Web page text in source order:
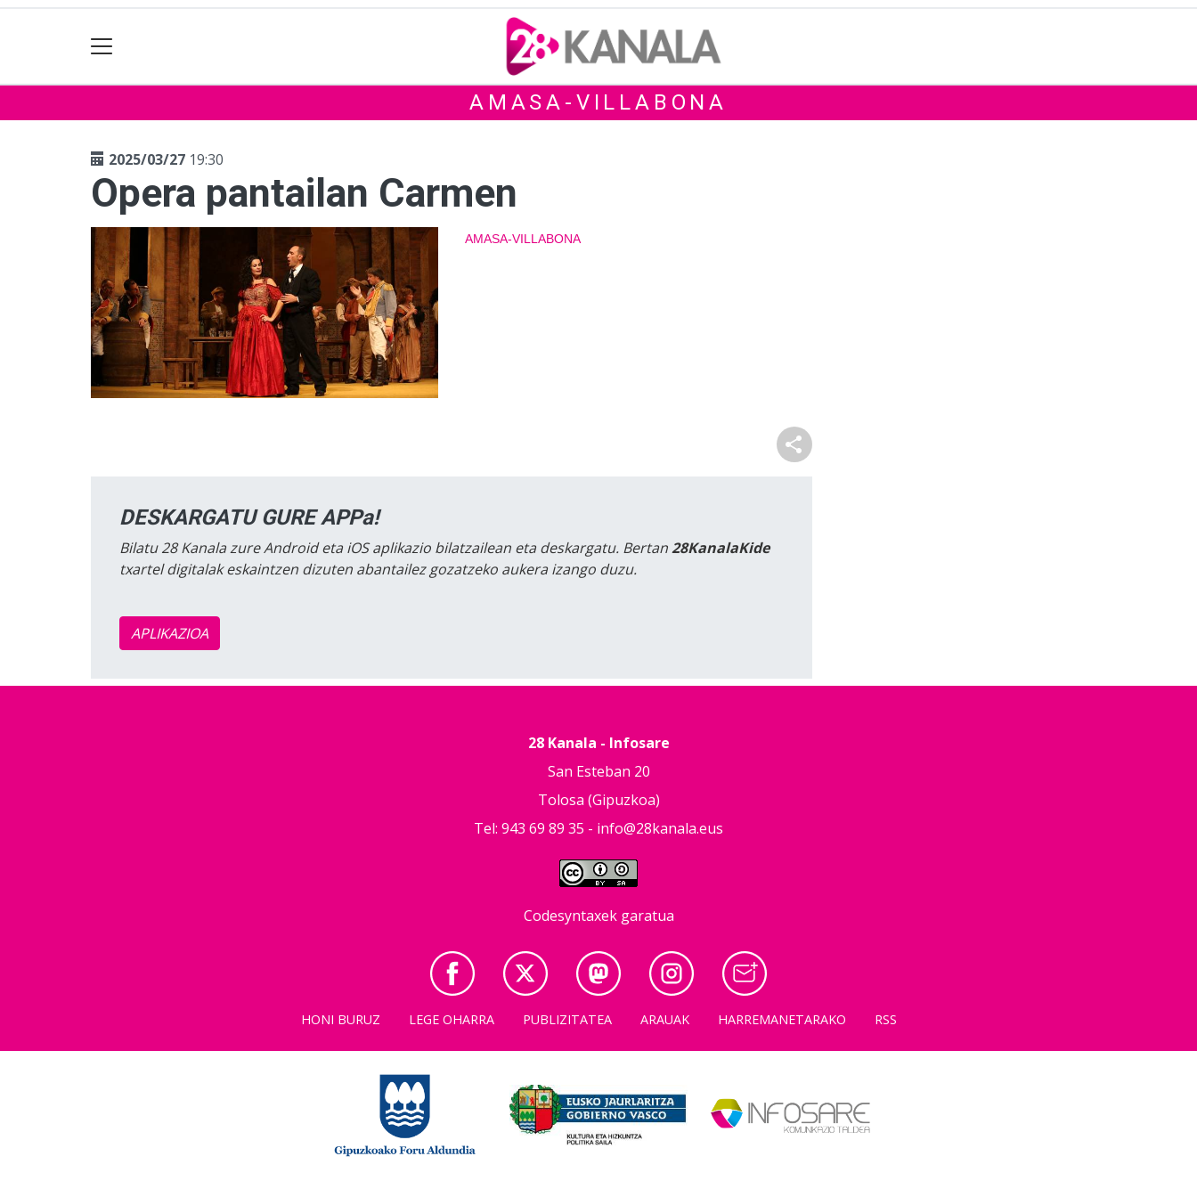
AMASA-VILLABONA
2025/03/27 19:30
Opera pantailan Carmen
AMASA-VILLABONA
DESKARGATU GURE APPa!
Bilatu 28 Kanala zure Android eta iOS aplikazio bilatzailean eta deskargatu. Bertan28KanalaKide
txartel digitalak eskaintzen dizuten abantailez gozatzeko aukera izango duzu.
APLIKAZIOA
28 Kanala - Infosare
San Esteban 20
Tolosa (Gipuzkoa)
Tel: 943 69 89 35 - info@28kanala.eus
Codesyntaxek garatua
HONI BURUZ LEGE OHARRA PUBLIZITATEA ARAUAK HARREMANETARAKO RSS